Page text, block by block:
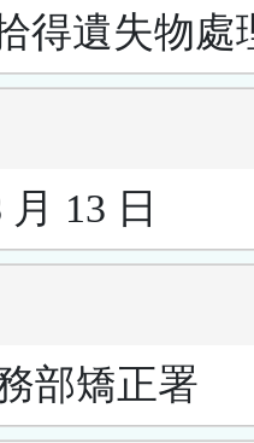
得遺失物處
13 日
部矯正署